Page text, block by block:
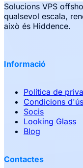
Solucions VPS
qualsevol escala,
això és Hiddence.
Informació
Política de
Condicions
Socis
Looking Glass
Blog
Contactes